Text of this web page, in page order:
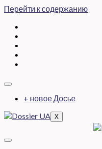
Перейти к содержанию
+ новое Досье
X